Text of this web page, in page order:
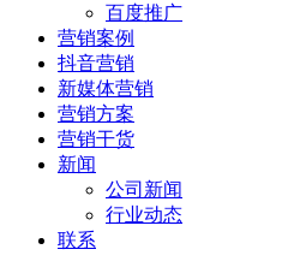
百度推广
营销案例
抖音营销
新媒体营销
营销方案
营销干货
新闻
公司新闻
行业动态
联系